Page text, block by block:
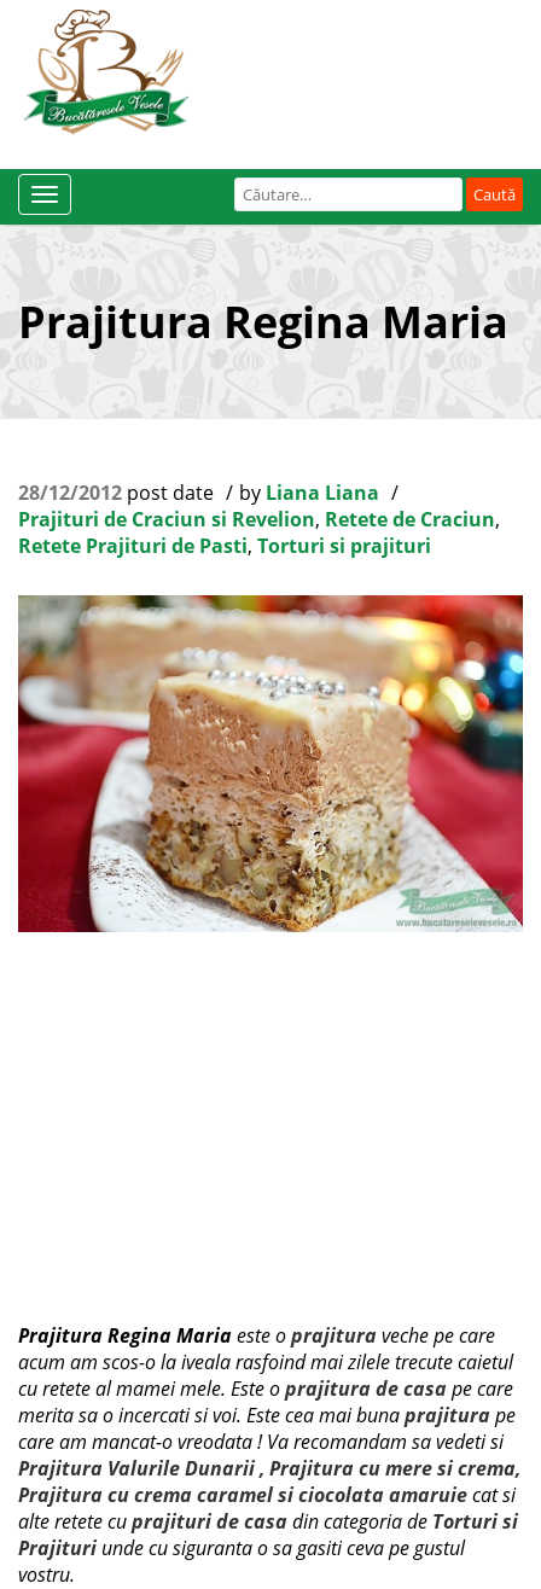
Caută
după:
Toggle
Navigation
Prajitura Regina Maria
28/12/2012 post date by Liana Liana
Prajituri de Craciun si Revelion, Retete de Craciun,
Retete Prajituri de Pasti, Torturi si prajituri
Prajitura Regina Mariaeste oprajituraveche pe care
acum am scos-o la iveala rasfoind mai zilele trecute caietul
cu retete al mamei mele. Este oprajitura de casape care
merita sa o incercati si voi. Este cea mai bunaprajiturape
care am mancat-o vreodata ! Va recomandam sa vedeti si
Prajitura Valurile Dunarii, Prajitura cu mere si crema,
Prajitura cu crema caramel si ciocolata amaruiecat si
alte retete cuprajituri de casadin categoria de Torturi si
Prajituri unde cu siguranta o sa gasiti ceva pe gustul
vostru.